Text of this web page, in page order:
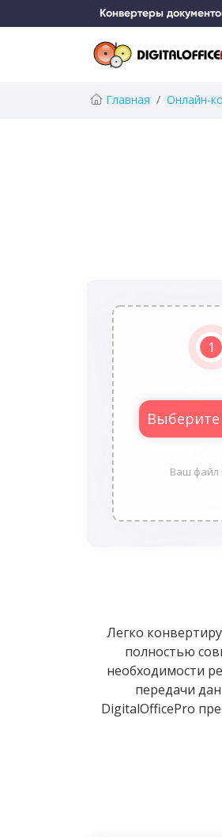
Конвертеры
Главная Онлайн-
1
Ваш файл
Легко
полностью
необходимости
передачи
DigitalOfficePro